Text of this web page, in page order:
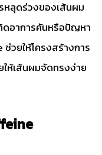
หลุดร่วงของเส้นผม
ดอาการคันหรือปัญหา
วยให้โครงสร้างการ
ห้เส้นผมจัดทรงง่าย